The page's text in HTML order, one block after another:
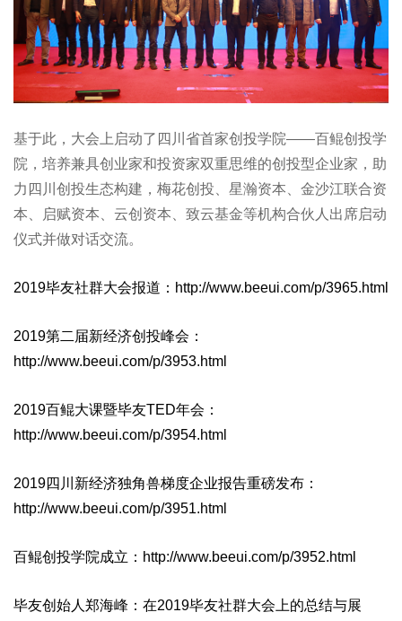
基于此，大会上启动了四川省首家创投学院——百鲲创投学
院，培养兼具创业家和投资家双重思维的创投型企业家，助
力四川创投生态构建，梅花创投、星瀚资本、金沙江联合资
本、启赋资本、云创资本、致云基金等机构合伙人出席启动
仪式并做对话交流。
2019毕友社群大会报道：http://www.beeui.com/p/3965.html
2019第二届新经济创投峰会：
http://www.beeui.com/p/3953.html
2019百鲲大课暨毕友TED年会：
http://www.beeui.com/p/3954.html
2019四川新经济独角兽梯度企业报告重磅发布：
http://www.beeui.com/p/3951.html
百鲲创投学院成立：http://www.beeui.com/p/3952.html
毕友创始人郑海峰：在2019毕友社群大会上的总结与展